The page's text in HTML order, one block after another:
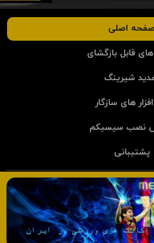
صفحه اصلی
قابل بازگشای
شیرینگ
های سازگار
نصب سیسیکم
پشتیبانی